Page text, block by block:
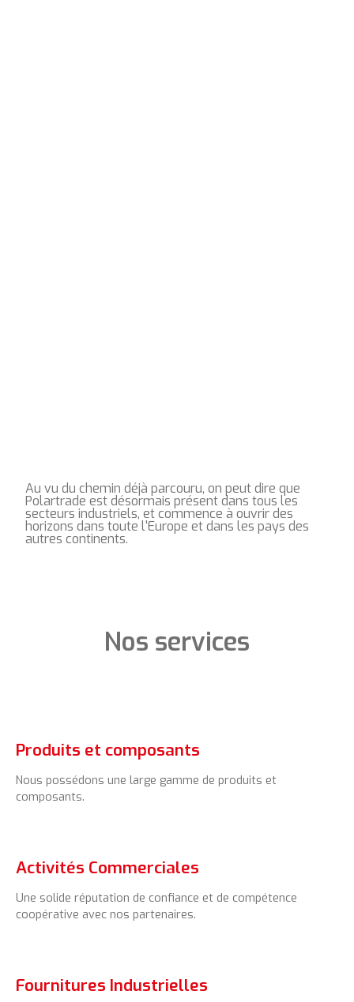
Au vu du chemin déjà parcouru, on peut dire que
Polartrade est désormais présent dans tous les
secteurs industriels, et commence à ouvrir des
horizons dans toute l'Europe et dans les pays des
autres continents.
Nos services
Produits et composants
Nous possédons une large gamme de produits et
composants.
Activités Commerciales
Une solide réputation de confiance et de compétence
coopérative avec nos partenaires.
Fournitures Industrielles